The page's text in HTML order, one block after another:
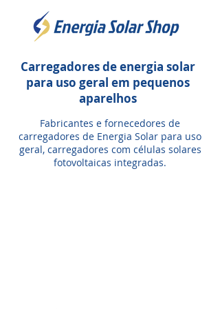
Carregadores de energia solar
para uso geral em pequenos
aparelhos
Fabricantes e fornecedores de
carregadores de Energia Solar para uso
geral, carregadores com células solares
fotovoltaicas integradas.